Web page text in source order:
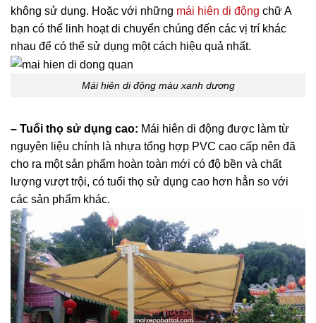
không sử dụng. Hoặc với những mái hiên di động chữ A
bạn có thể linh hoạt di chuyển chúng đến các vị trí khác
nhau để có thể sử dụng một cách hiệu quả nhất.
Mái hiên di động màu xanh dương
– Tuổi thọ sử dụng cao: Mái hiên di động được làm từ
nguyên liệu chính là nhựa tổng hợp PVC cao cấp nên đã
cho ra một sản phẩm hoàn toàn mới có độ bền và chất
lượng vượt trội, có tuổi thọ sử dụng cao hơn hẳn so với
các sản phẩm khác.